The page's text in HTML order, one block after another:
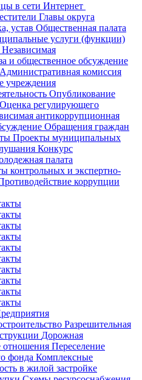
в сети Интернет
Главы округа
устав Общественная палата
услуги (функции)
Независимая
и общественное обсуждение
Административная комиссия
учреждения
Опубликование
Оценка регулирующего
антикоррупционная
Обращения граждан
Проекты муниципальных
Конкурс
палата
контрольных и экспертно-
коррупции
Разрешительная
Дорожная
Переселение
фонда Комплексные
в жилой застройке